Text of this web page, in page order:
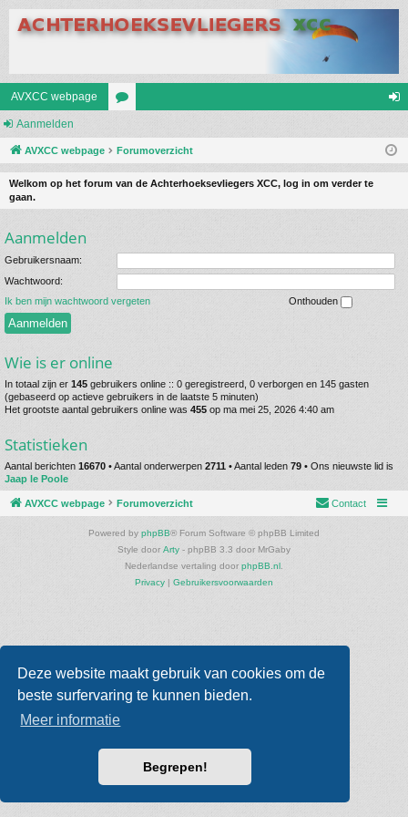
Deze website maakt gebruik van cookies om de
beste surfervaring te kunnen bieden.
Meer informatie
Begrepen!
AVXCC webpage
u
m
s
m
de
Aanmelden
AVXCC webpage Forumoverzicht
Welkom op het forum van de Achterhoeksevliegers XCC, log in om verder te
gaan.
Aanmelden
Gebruikersnaam:
Wachtwoord:
Ik ben mijn wachtwoord vergeten
Onthouden
Wie is er online
In totaal zijn er 145 gebruikers online :: 0 geregistreerd, 0 verborgen en 145 gasten
(gebaseerd op actieve gebruikers in de laatste 5 minuten)
Het grootste aantal gebruikers online was 455 op ma mei 25, 2026 4:40 am
Statistieken
Aantal berichten 16670 • Aantal onderwerpen 2711 • Aantal leden 79 • Ons nieuwste lid is
Jaap le Poole
AVXCC webpage Forumoverzicht Contact
Powered by phpBB® Forum Software © phpBB Limited
Style door Arty - phpBB 3.3 door MrGaby
Nederlandse vertaling door phpBB.nl
Privacy | Gebruikersvoorwaarden